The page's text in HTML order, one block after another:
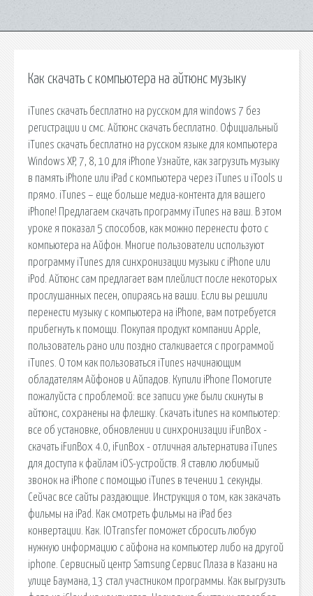
Как скачать с компьютера на айтюнс музыку
iTunes скачать бесплатно на русском для windows 7 без
регистрации и смс. Айтюнс скачать бесплатно. Официальный
iTunes скачать бесплатно на русском языке для компьютера
Windows XP, 7, 8, 10 для iPhone Узнайте, как загрузить музыку
в память iPhone или iPad с компьютера через iTunes и iTools и
прямо. iTunes – еще больше медиа-контента для вашего
iPhone! Предлагаем скачать программу iTunes на ваш. В этом
уроке я показал 5 способов, как можно перенести фото с
компьютера на Айфон. Многие пользователи используют
программу iTunes для синхронизации музыки с iPhone или
iPod. Айтюнс сам предлагает вам плейлист после некоторых
прослушанных песен, опираясь на ваши. Если вы решили
перенести музыку с компьютера на iPhone, вам потребуется
прибегнуть к помощи. Покупая продукт компании Apple,
пользователь рано или поздно сталкивается с программой
iTunes. О том как пользоваться iTunes начинающим
обладателям Айфонов и Айпадов. Купили iPhone Помогите
пожалуйста с проблемой: все записи уже были скинуты в
айтюнс, сохранены на флешку. Скачать itunes на компьютер:
все об установке, обновлении и синхронизации iFunBox -
скачать iFunBox 4.0, iFunBox - отличная альтернатива iTunes
для доступа к файлам iOS-устройств. Я ставлю любимый
звонок на iPhone с помощью iTunes в течении 1 секунды.
Сейчас все сайты раздающие. Инструкция о том, как закачать
фильмы на iPad. Как смотреть фильмы на iPad без
конвертации. Как. IOTransfer поможет сбросить любую
нужную информацию с айфона на компьютер либо на другой
iphone. Сервисный центр Samsung Сервис Плаза в Казани на
улице Баумана, 13 стал участником программы. Как выгрузить